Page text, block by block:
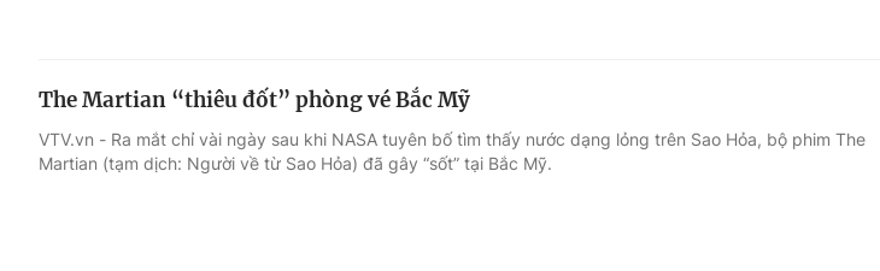
The Martian “thiêu đốt” phòng vé Bắc Mỹ
VTV.vn - Ra mắt chỉ vài ngày sau khi NASA tuyên bố tìm thấy nước dạng lỏng trên Sao Hỏa, bộ phim The
Martian (tạm dịch: Người về từ Sao Hỏa) đã gây “sốt” tại Bắc Mỹ.